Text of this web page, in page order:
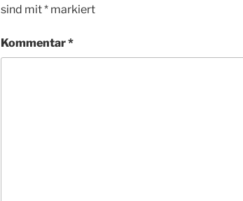
sind mit* markiert
Kommentar*